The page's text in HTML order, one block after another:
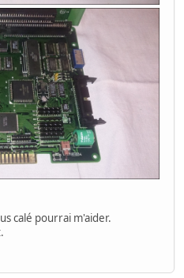
calé pourrai m'aider.